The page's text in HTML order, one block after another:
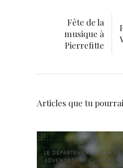
Fête de la
musique à
Pierrefitte
Articles que tu